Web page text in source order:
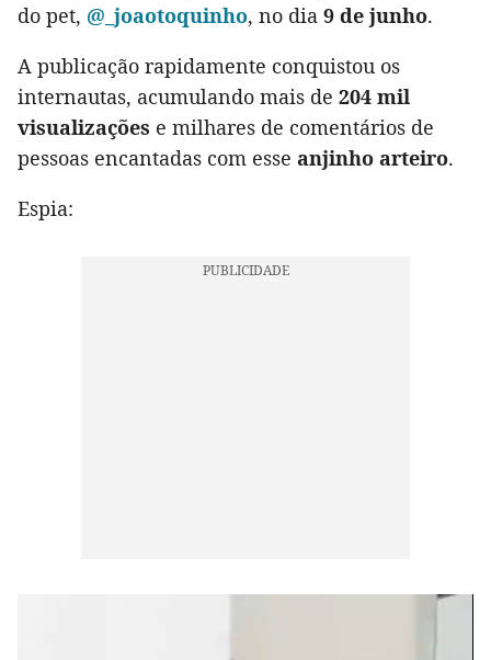
do pet, @_joaotoquinho, no dia 9 de junho.
A publicação rapidamente conquistou os
internautas, acumulando mais de 204 mil
visualizações e milhares de comentários de
pessoas encantadas com esse anjinho arteiro.
Espia: